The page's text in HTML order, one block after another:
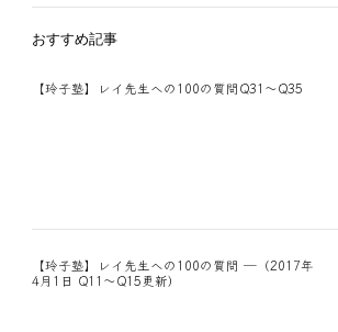
おすすめ記事
【玲子塾】レイ先生への100の質問Q31～Q35
【玲子塾】レイ先生への100の質問 ―（2017年
4月1日 Q11～Q15更新）